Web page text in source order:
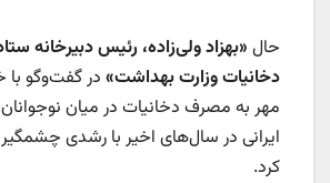
حال «بهزاد ولی‌زاده، رئیس دبیرخانه
دخانیات وزارت بهداشت» در گفت‌وگو با
مهر به مصرف دخانیات در میان
ایرانی در سال‌های اخیر با رشدی چشمگیر
کرد.